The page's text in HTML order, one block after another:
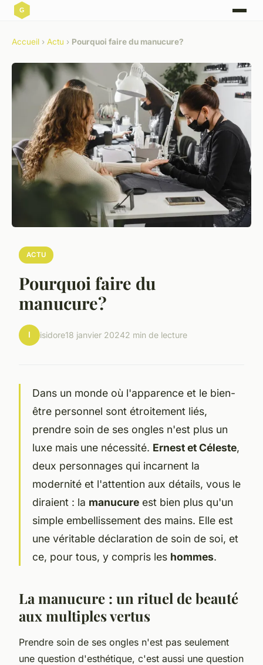
Accueil › Actu › Pourquoi faire du manucure?
ACTU
Pourquoi faire du
manucure?
I isidore18 janvier 20242 min de lecture
Dans un monde où l'apparence et le bien-
être personnel sont étroitement liés,
prendre soin de ses ongles n'est plus un
luxe mais une nécessité. Ernest et Céleste,
deux personnages qui incarnent la
modernité et l'attention aux détails, vous le
diraient : la manucure est bien plus qu'un
simple embellissement des mains. Elle est
une véritable déclaration de soin de soi, et
ce, pour tous, y compris les hommes.
La manucure : un rituel de beauté
aux multiples vertus
Prendre soin de ses ongles n'est pas seulement
une question d'esthétique, c'est aussi une question